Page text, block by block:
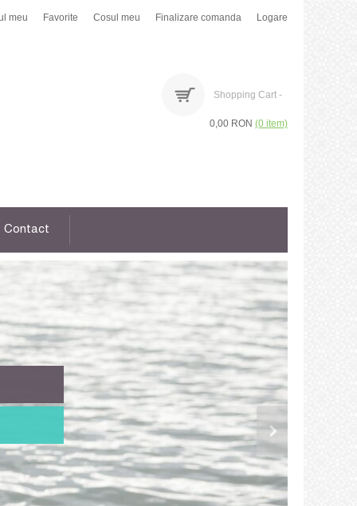
meu Favorite Cosul meu Finalizare comanda Logare
Shopping Cart -
0,00 RON (0 item)
Contact